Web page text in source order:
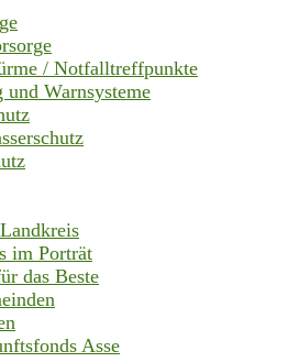
/ Notfalltreffpunkte
und Warnsysteme
im Porträt
das Beste
Asse